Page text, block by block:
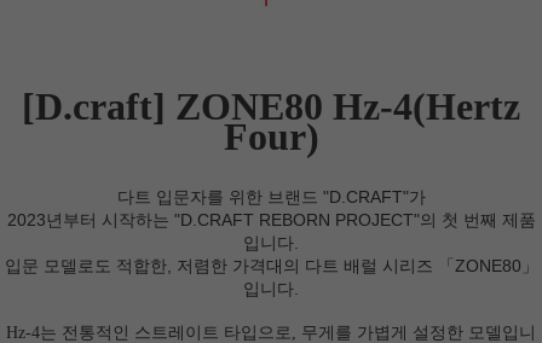
[D.craft] ZONE80 Hz-4(Hertz
Four)
다트 입문자를 위한 브랜드 "D.CRAFT"가
2023년부터 시작하는 "D.CRAFT REBORN PROJECT"의 첫 번째 제품
입니다.
입문 모델로도 적합한, 저렴한 가격대의 다트 배럴 시리즈 「ZONE80」
입니다.
Hz-4는 전통적인 스트레이트 타입으로, 무게를 가볍게 설정한 모델입니